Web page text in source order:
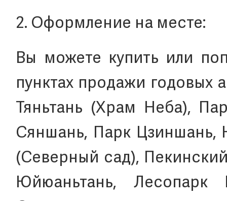
2. Оформление на месте:
Вы можете купить или
пунктах продажи годовых
Тяньтань (Храм Неба),
Сяншань, Парк Цзиншань,
(Cеверный сад),
Юйюаньтань,